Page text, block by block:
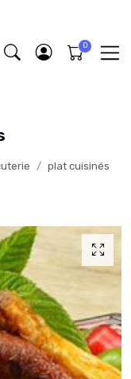
plat cuisinés